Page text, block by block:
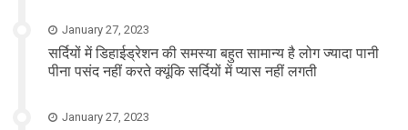
January 27, 2023
सर्दियों में डिहाईड्रेशन की समस्या बहुत सामान्य है लोग ज्यादा पानी
पीना पसंद नहीं करते क्यूंकि सर्दियों में प्यास नहीं लगती
January 27, 2023